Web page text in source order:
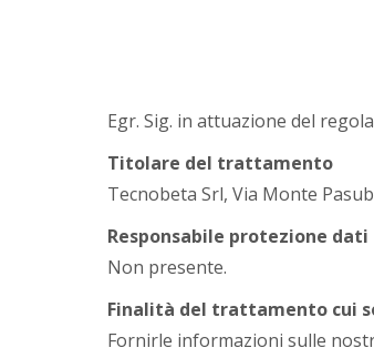
Egr. Sig. in attuazione del
Titolare del trattamento
Tecnobeta Srl, Via Monte
Responsabile protezione dati
Non presente.
Finalità del trattamento cui
Fornirle informazioni sulle